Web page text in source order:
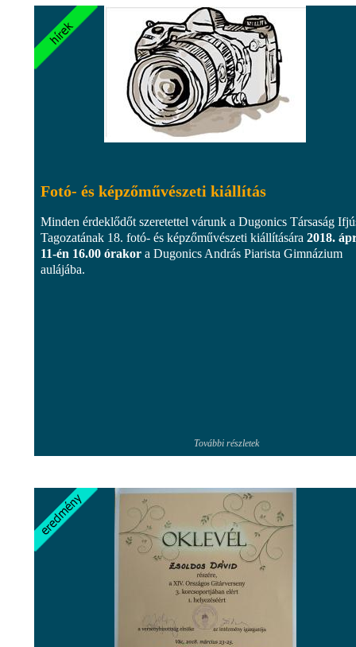
Fotó- és képzőművészeti kiállítás
Minden érdeklődőt szeretettel várunk a Dugonics Társaság
Tagozatának 18. fotó- és képzőművészeti kiállítására 2018.
11-én 16.00 órakor a Dugonics András Piarista Gimnázium
aulájába.
További részletek